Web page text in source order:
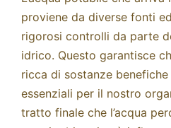
proviene da diverse fonti
rigorosi controlli da parte
idrico. Questo garantisce
ricca di sostanze benefiche
essenziali per il nostro
tratto finale che l’acqua